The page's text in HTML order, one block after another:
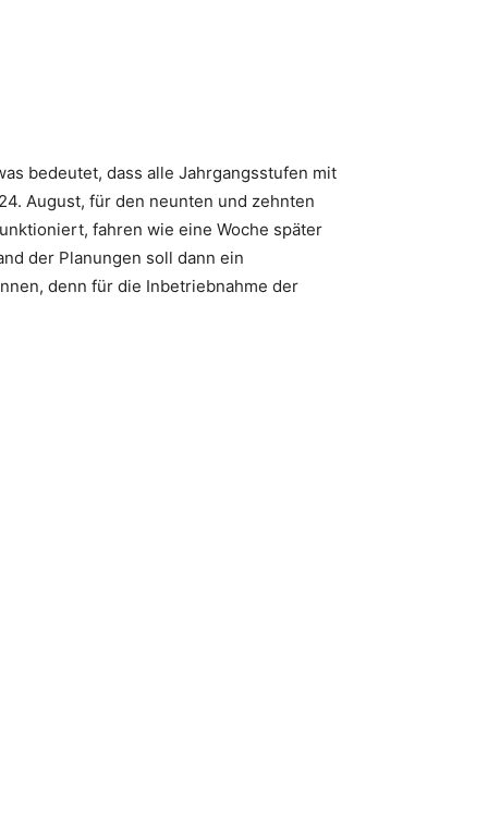
bedeutet, dass alle Jahrgangsstufen mit
August, für den neunten und zehnten
fahren wie eine Woche später
der Planungen soll dann ein
denn für die Inbetriebnahme der